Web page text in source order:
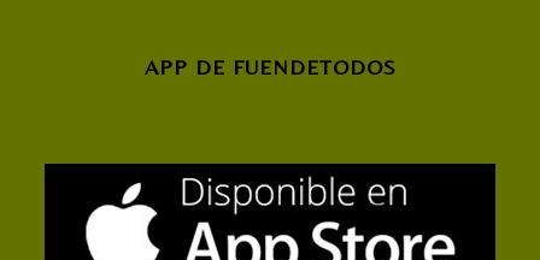
APP DE FUENDETODOS